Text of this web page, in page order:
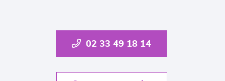
02 33 49 18 14